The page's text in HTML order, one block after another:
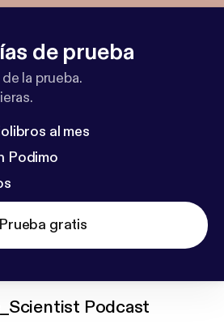
de prueba
la prueba.
al mes
Podimo
Prueba gratis
Podcast